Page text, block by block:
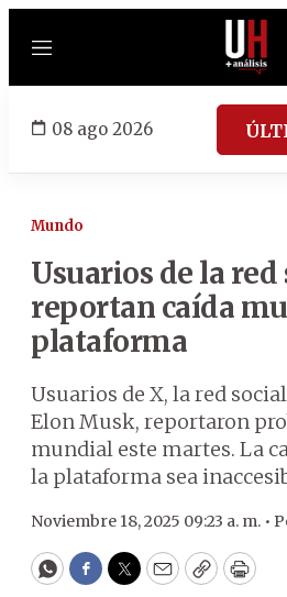
Menú
08 ago 2026
Mundo
Usuarios de la red
reportan caída
plataforma
Usuarios de X, la red
Elon Musk, reportaron
mundial este martes. La
la plataforma sea
Noviembre 18, 2025 09:23 a. m. •
WhatsApp
Facebook
Twitter
EmailCopyPrint